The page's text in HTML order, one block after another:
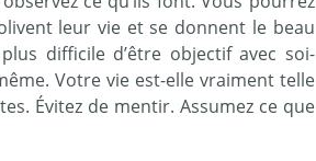
leur vie et se donnent le beau
difficile d’être objectif avec soi-
Votre vie est-elle vraiment telle
Évitez de mentir. Assumez ce que